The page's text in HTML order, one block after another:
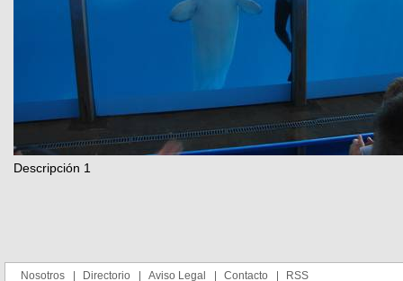
Descripción 1
Nosotros Directorio Aviso Legal Contacto RSS